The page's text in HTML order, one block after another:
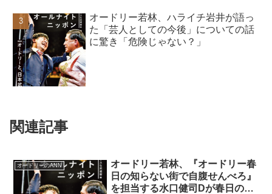
オードリー若林、ハライチ岩井が語っ
た「芸人としての今後」についての話
に驚き「危険じゃない？」
関連記事
オードリーのANN
オードリー若林、『オードリー春
日の知らない街で自腹せんべろ』
を担当する水口健司Dが春日のガ